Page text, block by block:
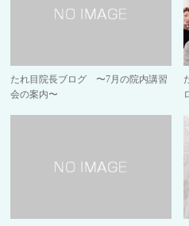
たれ目院長ブログ 〜7月の院内講習
会の案内〜